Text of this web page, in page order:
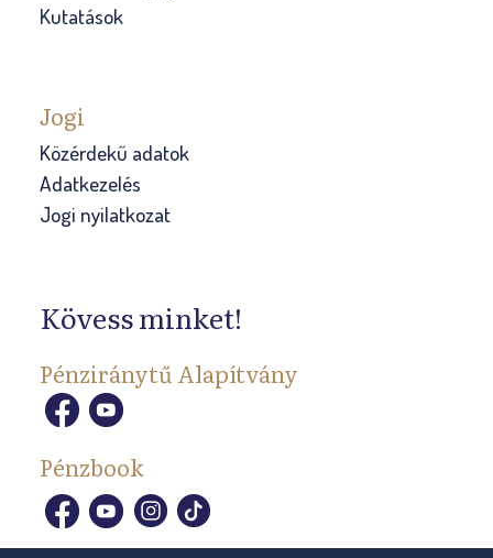
Kutatások
Jogi
Közérdekű adatok
Adatkezelés
Jogi nyilatkozat
Kövess minket!
Pénziránytű Alapítvány
Pénzbook